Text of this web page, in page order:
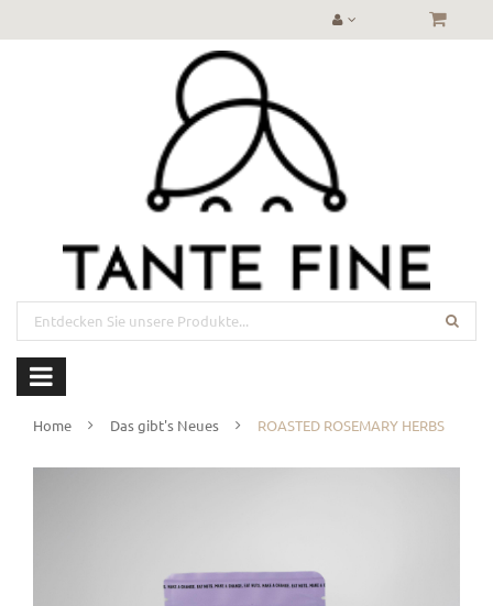
Home Das gibt's Neues ROASTED ROSEMARY HERBS